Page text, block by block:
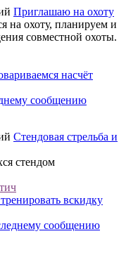
Приглашаю на охоту
на охоту, планируем и
совместной охоты.
насчёт
сообщению
Стендовая стрельба и
стендом
вскидку
сообщению